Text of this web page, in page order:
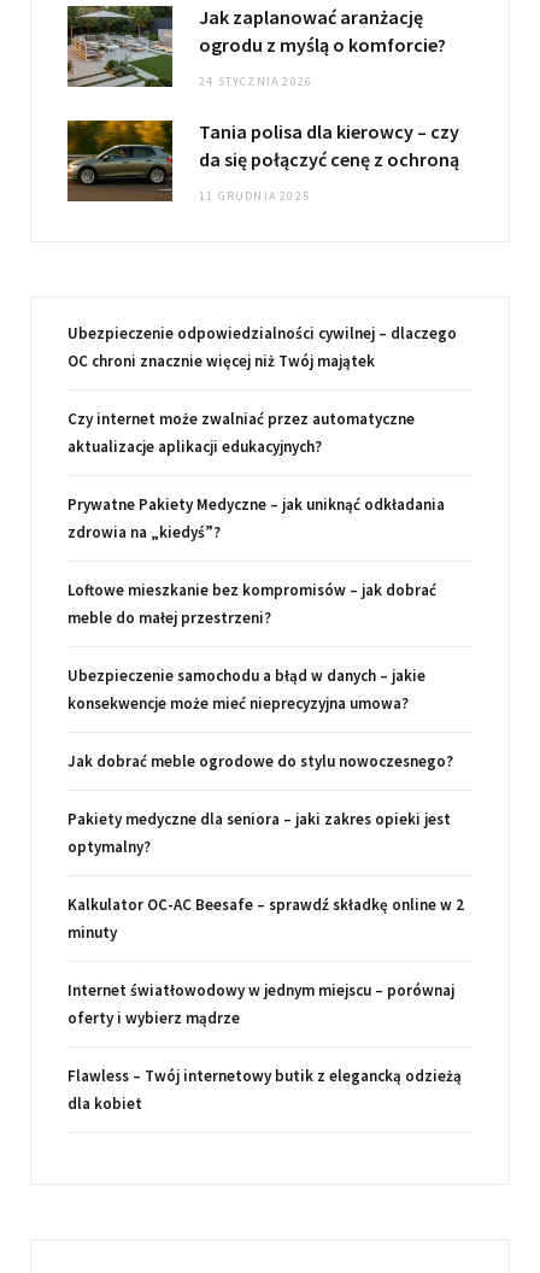
Jak zaplanować aranżację
ogrodu z myślą o komforcie?
24 STYCZNIA 2026
Tania polisa dla kierowcy – czy
da się połączyć cenę z ochroną
11 GRUDNIA 2025
Ubezpieczenie odpowiedzialności cywilnej – dlaczego
OC chroni znacznie więcej niż Twój majątek
Czy internet może zwalniać przez automatyczne
aktualizacje aplikacji edukacyjnych?
Prywatne Pakiety Medyczne – jak uniknąć odkładania
zdrowia na „kiedyś”?
Loftowe mieszkanie bez kompromisów – jak dobrać
meble do małej przestrzeni?
Ubezpieczenie samochodu a błąd w danych – jakie
konsekwencje może mieć nieprecyzyjna umowa?
Jak dobrać meble ogrodowe do stylu nowoczesnego?
Pakiety medyczne dla seniora – jaki zakres opieki jest
optymalny?
Kalkulator OC-AC Beesafe – sprawdź składkę online w 2
minuty
Internet światłowodowy w jednym miejscu – porównaj
oferty i wybierz mądrze
Flawless – Twój internetowy butik z elegancką odzieżą
dla kobiet